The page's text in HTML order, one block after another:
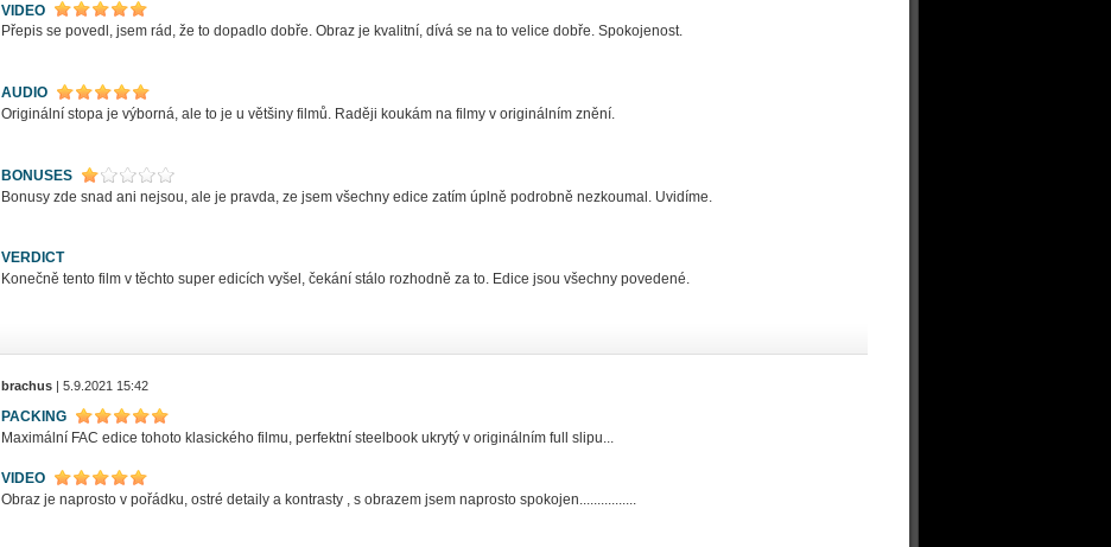
VIDEO
Přepis se povedl, jsem rád, že to dopadlo dobře. Obraz je kvalitní, dívá se na to velice dobře. Spokojenost.
AUDIO
Originální stopa je výborná, ale to je u většiny filmů. Raději koukám na filmy v originálním znění.
BONUSES
Bonusy zde snad ani nejsou, ale je pravda, ze jsem všechny edice zatím úplně podrobně nezkoumal. Uvidíme.
VERDICT
Konečně tento film v těchto super edicích vyšel, čekání stálo rozhodně za to. Edice jsou všechny povedené.
brachus | 5.9.2021 15:42
PACKING
Maximální FAC edice tohoto klasického filmu, perfektní steelbook ukrytý v originálním full slipu...
VIDEO
Obraz je naprosto v pořádku, ostré detaily a kontrasty , s obrazem jsem naprosto spokojen................